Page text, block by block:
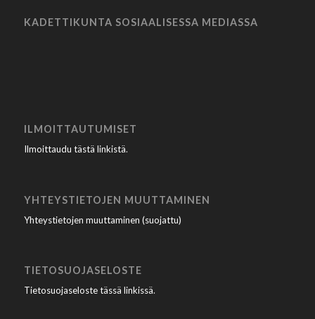
KADETTIKUNTA SOSIAALISESSA MEDIASSA
ILMOITTAUTUMISET
Ilmoittaudu tästä linkistä.
YHTEYSTIETOJEN MUUTTAMINEN
Yhteystietojen muuttaminen (suojattu)
TIETOSUOJASELOSTE
Tietosuojaseloste tässä linkissä.